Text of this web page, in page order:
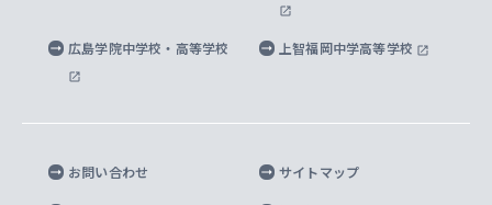
マイクロ波サイエンス研究センター
内部質保証と自己点検・評価
四谷キャンパス 施設紹介
キャンパスへのアクセス
海外拠点
教職協働の取り組み
広島学院中学校・高等学校 上智福岡中学高等学校
お問い合わせ サイトマップ